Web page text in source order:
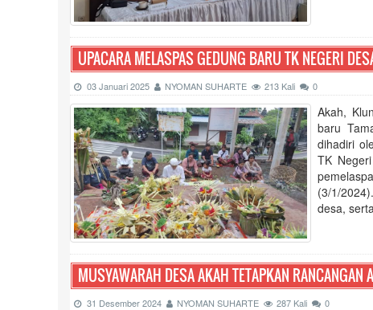
UPACARA MELASPAS GEDUNG BARU TK NEGERI
03 Januari 2025 NYOMAN SUHARTE 213 Kali 0
Akah,
baru
dihadiri
TK
(3/1/
desa,
MUSYAWARAH DESA AKAH TETAPKAN
31 Desember 2024 NYOMAN SUHARTE 287 Kali 0